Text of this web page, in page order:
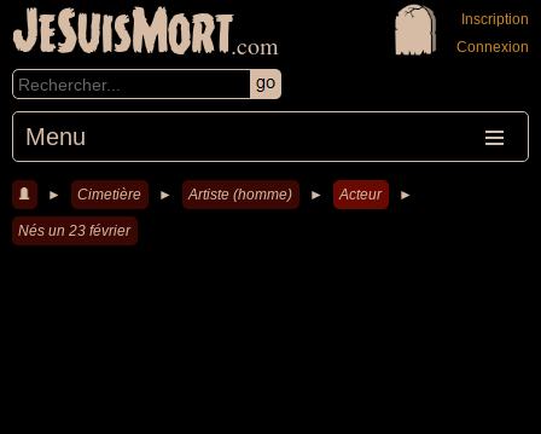
JeSuisMort.com
Menu
Inscription
Connexion
► Cimetière ► Artiste (homme) ► Acteur ►
Nés un 23 février